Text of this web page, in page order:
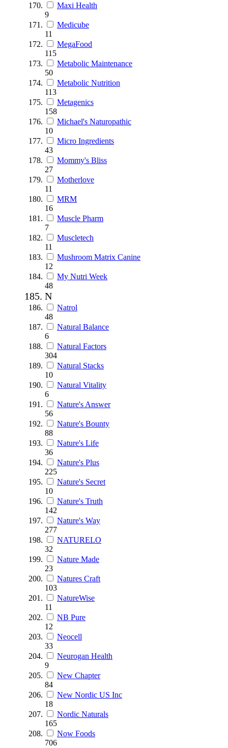
Maxi Health
9
Medicube
11
MegaFood
115
Metabolic Maintenance
50
Metabolic Nutrition
113
Metagenics
158
Michael's Naturopathic
10
Micro Ingredients
43
Mommy's Bliss
27
Motherlove
11
MRM
16
Muscle Pharm
7
Muscletech
11
Mushroom Matrix Canine
12
My Nutri Week
48
N
Natrol
48
Natural Balance
6
Natural Factors
304
Natural Stacks
10
Natural Vitality
6
Nature's Answer
56
Nature's Bounty
88
Nature's Life
36
Nature's Plus
225
Nature's Secret
10
Nature's Truth
142
Nature's Way
277
NATURELO
32
Nature Made
23
Natures Craft
103
NatureWise
11
NB Pure
12
Neocell
33
Neurogan Health
9
New Chapter
84
New Nordic US Inc
18
Nordic Naturals
165
Now Foods
706